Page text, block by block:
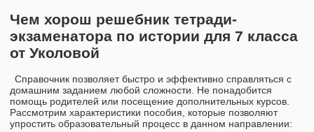
Чем хорош решебник тетради-
экзаменатора по истории для 7 класса
от Уколовой
Справочник позволяет быстро и эффективно справляться с
домашним заданием любой сложности. Не понадобится
помощь родителей или посещение дополнительных курсов.
Рассмотрим характеристики пособия, которые позволяют
упростить образовательный процесс в данном направлении: